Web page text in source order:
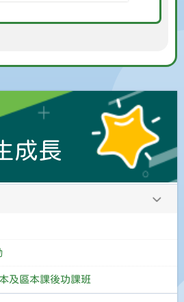
成長
及區本課後功課班